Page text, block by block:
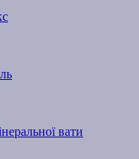
вати